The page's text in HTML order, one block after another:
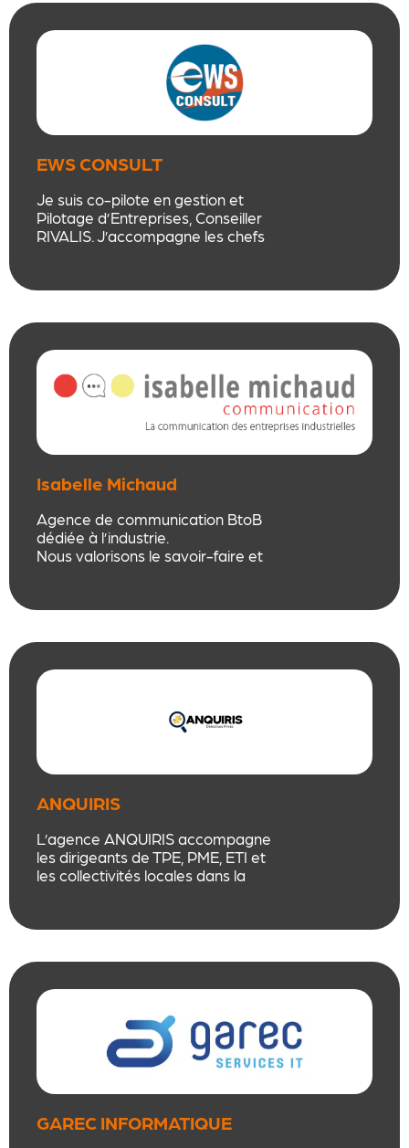
Nous répondons à des enjeux
variés: cohésion, clarification des
rôles, conduite du changement,
leadership, recrutement et
fidélisation, prise de recul sur les
pratiques professionnelles
EWS CONSULT
Je suis co-pilote en gestion et
Pilotage d’Entreprises, Conseiller
RIVALIS. J’accompagne les chefs
aider à prendre les meilleurs
leur management et optimiser
leurs performances. Je les aide à
définir les meilleures stratégies et
retrouver de la sérénité.
Isabelle Michaud
Agence de communication BtoB
dédiée à l’industrie.
Nous valorisons le savoir-faire et
stratégie globale : digital, print,
com interne, marque employeur…
ANQUIRIS
L’agence ANQUIRIS accompagne
les dirigeants de TPE, PME, ETI et
les collectivités locales dans la
recueil de preuves dans le cadre
GAREC INFORMATIQUE